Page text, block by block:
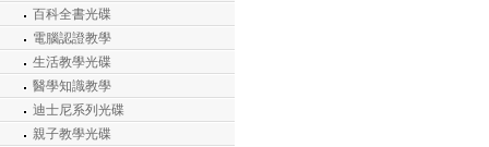
百科全書光碟
電腦認證教學
生活教學光碟
醫學知識教學
迪士尼系列光碟
親子教學光碟